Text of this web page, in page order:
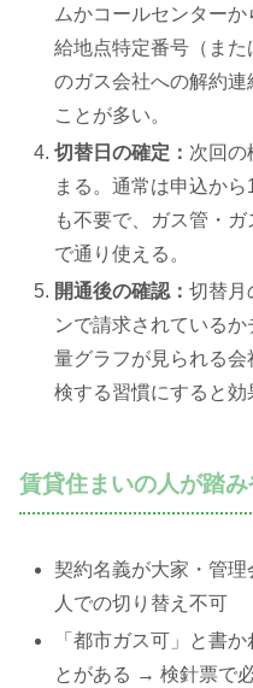
ムかコールセンター
給地点特定番号（ま
のガス会社への解約
ことが多い。
切替日の確定： 次回の
まる。通常は申込か
も不要で、ガス管・
で通り使える。
開通後の確認：切替月
ンで請求されている
量グラフが見られる
検する習慣にすると効
賃貸住まいの人が踏
契約名義が大家・管
人での切り替え不可
「都市ガス可」と書
とがある → 検針票で